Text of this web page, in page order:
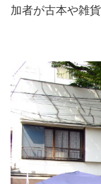
加者が古本や雑